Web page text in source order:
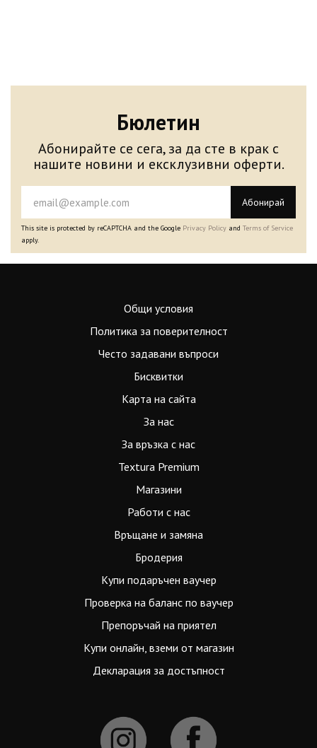
Бюлетин
Абонирайте се сега, за да сте в крак с
нашите новини и ексклузивни оферти.
Абонирай
This site is protected by reCAPTCHA and the Google Privacy Policy and Terms of Service
apply.
Общи условия
Политика за поверителност
Често задавани въпроси
Бисквитки
Карта на сайта
За нас
За връзка с нас
Textura Premium
Магазини
Работи с нас
Връщане и замяна
Бродерия
Купи подаръчен ваучер
Проверка на баланс по ваучер
Препоръчай на приятел
Купи онлайн, вземи от магазин
Декларация за достъпност